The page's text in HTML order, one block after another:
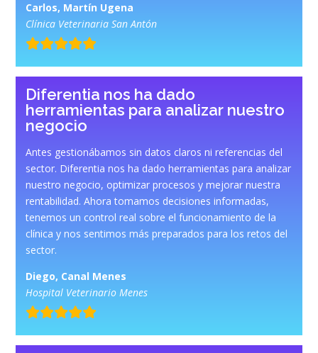
Carlos, Martín Ugena
Clínica Veterinaria San Antón
Diferentia nos ha dado
herramientas para analizar nuestro
negocio
Antes gestionábamos sin datos claros ni referencias del
sector. Diferentia nos ha dado herramientas para analizar
nuestro negocio, optimizar procesos y mejorar nuestra
rentabilidad. Ahora tomamos decisiones informadas,
tenemos un control real sobre el funcionamiento de la
clínica y nos sentimos más preparados para los retos del
sector.
Diego, Canal Menes
Hospital Veterinario Menes